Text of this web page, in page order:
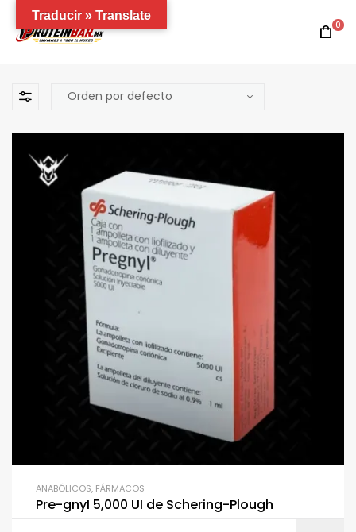
0
ANABÓLICOS, FÁRMACOS
Pre-gnyI 5,000 UI de Schering-Plough
Traducir » Translate